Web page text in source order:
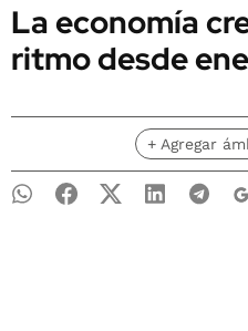
La economía
ritmo desde
+ Agregar